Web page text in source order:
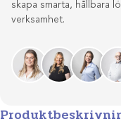
skapa smarta, hållbara
verksamhet.